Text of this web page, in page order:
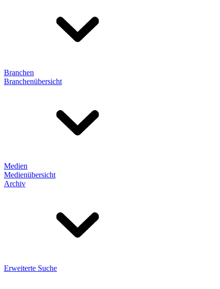
Branchen
Branchenübersicht
Medien
Medienübersicht
Archiv
Erweiterte Suche